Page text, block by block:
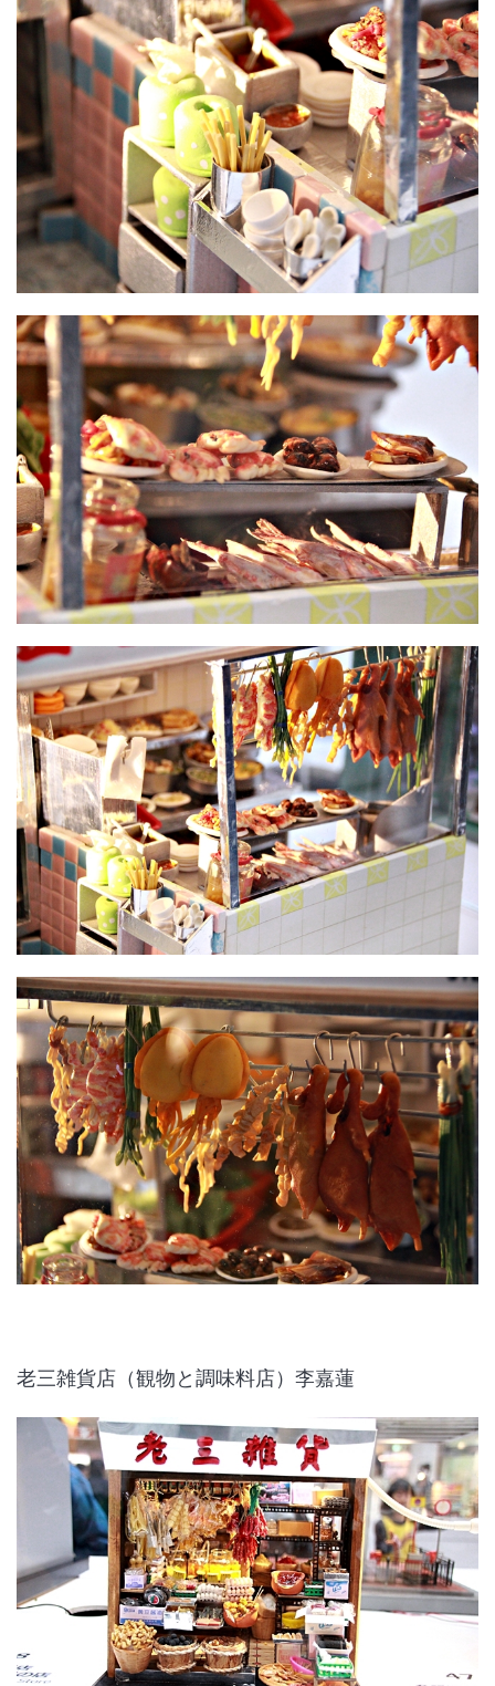
老三雑貨店（観物と調味料店）李嘉蓮